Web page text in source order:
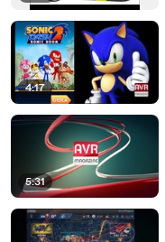
4:17
5:31